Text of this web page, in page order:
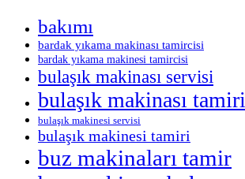
bakımı
bardak yıkama makinası tamircisi
bardak yıkama makinesi tamircisi
bulaşık makinası servisi
bulaşık makinası tamiri
bulaşık makinesi servisi
bulaşık makinesi tamiri
buz makinaları tamir